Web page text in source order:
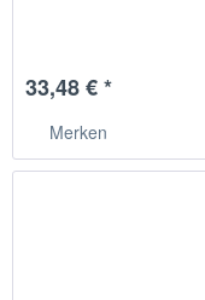
33,48 € *
Merken